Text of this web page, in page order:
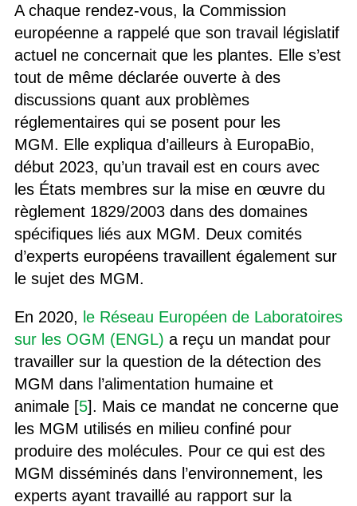
A chaque rendez-vous, la Commission
européenne a rappelé que son travail législatif
actuel ne concernait que les plantes. Elle s’est
tout de même déclarée ouverte à des
discussions quant aux problèmes
réglementaires qui se posent pour les
MGM. Elle expliqua d’ailleurs à EuropaBio,
début 2023, qu’un travail est en cours avec
les États membres sur la mise en œuvre du
règlement 1829/2003 dans des domaines
spécifiques liés aux MGM. Deux comités
d’experts européens travaillent également sur
le sujet des MGM.
En 2020, le Réseau Européen de Laboratoires
sur les OGM (ENGL) a reçu un mandat pour
travailler sur la question de la détection des
MGM dans l’alimentation humaine et
animale [5]. Mais ce mandat ne concerne que
les MGM utilisés en milieu confiné pour
produire des molécules. Pour ce qui est des
MGM disséminés dans l’environnement, les
experts ayant travaillé au rapport sur la